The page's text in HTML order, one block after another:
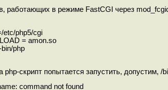
работающих в режиме FastCGI через
php5/cgi
= amon.so
php
php-скрипт попытается запустить, допустим,
command not found